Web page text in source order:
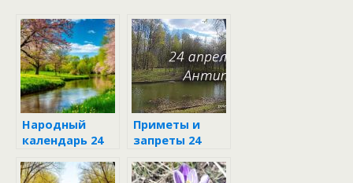
Народный
календарь 24
Антип Водогон
Приметы и
запреты 24